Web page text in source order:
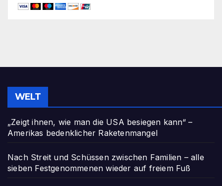
WELT
„Zeigt ihnen, wie man die USA besiegen kann“ –
Amerikas bedenklicher Raketenmangel
Nach Streit und Schüssen zwischen Familien – alle
sieben Festgenommenen wieder auf freiem Fuß